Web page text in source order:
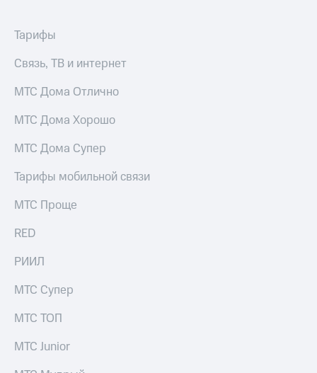
Тарифы
Связь, ТВ и интернет
МТС Дома Отлично
МТС Дома Хорошо
МТС Дома Супер
Тарифы мобильной связи
МТС Проще
RED
РИИЛ
МТС Супер
МТС ТОП
МТС Junior